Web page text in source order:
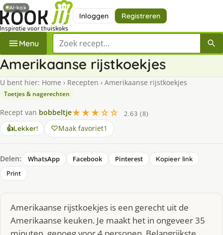
Inloggen Registreren
Menu Zoek een recept
Amerikaanse rijstkoekjes
U bent hier: Home › Recepten › Amerikaanse rijstkoekjes
Toetjes & nagerechten
Recept van bobbeltje★★★☆☆
2.63 (8)
👍Lekker! Maak favoriet1
Delen: WhatsApp Facebook Pinterest
Kopieer link
Print
Amerikaanse rijstkoekjes is een gerecht uit de
Amerikaanse keuken. Je maakt het in ongeveer 35
AI-kok